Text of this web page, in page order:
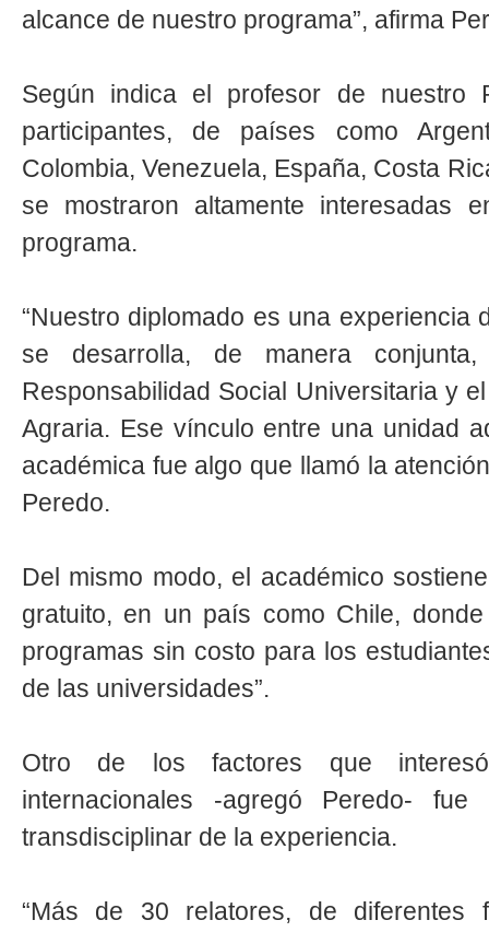
alcance de nuestro programa”, afirma
Según indica el profesor de nuestro
participantes, de países como
Colombia, Venezuela, España, Costa
se mostraron altamente interesadas
programa.
“Nuestro diplomado es una experiencia
se desarrolla, de manera
Responsabilidad Social Universitaria y
Agraria. Ese vínculo entre una unidad
académica fue algo que llamó la
Peredo.
Del mismo modo, el académico
gratuito, en un país como Chile,
programas sin costo para los
de las universidades”.
Otro de los factores que
internacionales -agregó Peredo-
transdisciplinar de la experiencia.
“Más de 30 relatores, de diferentes